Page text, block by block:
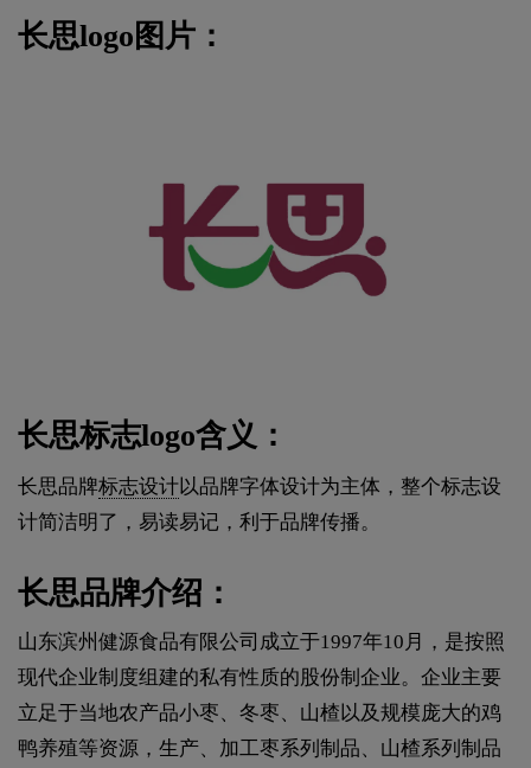
长思logo图片：
长思标志logo含义：
长思品牌标志设计以品牌字体设计为主体，整个标志设
计简洁明了，易读易记，利于品牌传播。
长思品牌介绍：
山东滨州健源食品有限公司成立于1997年10月，是按照
现代企业制度组建的私有性质的股份制企业。企业主要
立足于当地农产品小枣、冬枣、山楂以及规模庞大的鸡
鸭养殖等资源，生产、加工枣系列制品、山楂系列制品